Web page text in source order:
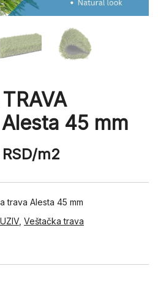
Alesta 45 mm
RSD/m2
trava Alesta 45 mm
, Veštačka trava